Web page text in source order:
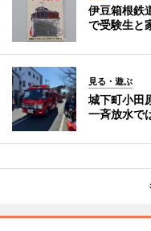
伊豆箱根鉄
で受験生と
見る・遊ぶ
城下町小田
一斉放水で